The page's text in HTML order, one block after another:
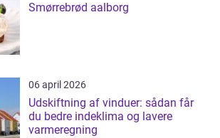
Smørrebrød aalborg
06 april 2026
Udskiftning af vinduer: sådan får
du bedre indeklima og lavere
varmeregning